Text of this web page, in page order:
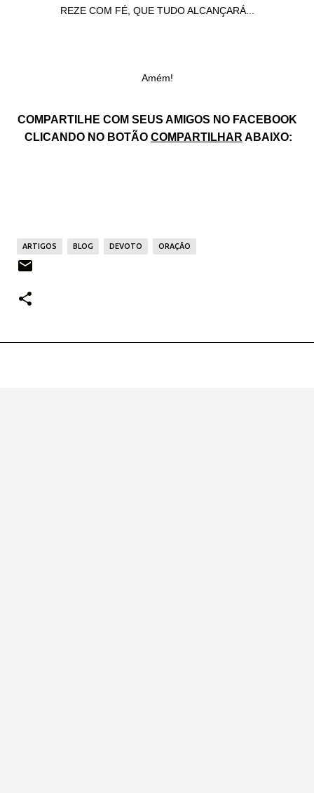
REZE COM FÉ, QUE TUDO ALCANÇARÁ...
Amém!
COMPARTILHE COM SEUS AMIGOS NO FACEBOOK
CLICANDO NO BOTÃO COMPARTILHAR ABAIXO:
ARTIGOS BLOG DEVOTO ORAÇÃO